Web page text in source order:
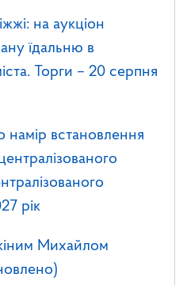
на аукціон
їдальню в
Торги – 20 серпня
встановлення
рік
Михайлом